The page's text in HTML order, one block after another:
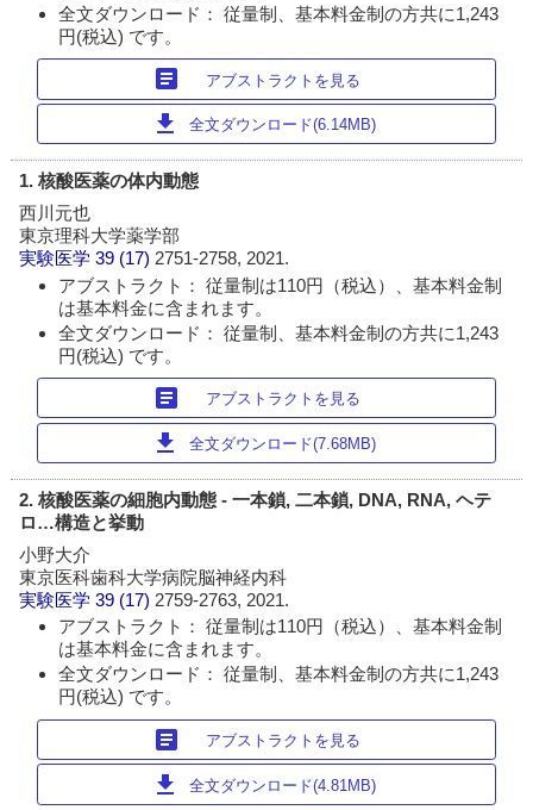
全文ダウンロード： 従量制、基本料金制の方共に1,243
円(税込) です。
article アブストラクトを見る
download 全文ダウンロード(6.14MB)
1. 核酸医薬の体内動態
西川元也
東京理科大学薬学部
実験医学 39 (17) 2751-2758, 2021.
アブストラクト： 従量制は110円（税込）、基本料金制
は基本料金に含まれます。
全文ダウンロード： 従量制、基本料金制の方共に1,243
円(税込) です。
article アブストラクトを見る
download 全文ダウンロード(7.68MB)
2. 核酸医薬の細胞内動態 - 一本鎖, 二本鎖, DNA, RNA, ヘテ
ロ…構造と挙動
小野大介
東京医科歯科大学病院脳神経内科
実験医学 39 (17) 2759-2763, 2021.
アブストラクト： 従量制は110円（税込）、基本料金制
は基本料金に含まれます。
全文ダウンロード： 従量制、基本料金制の方共に1,243
円(税込) です。
article アブストラクトを見る
download 全文ダウンロード(4.81MB)